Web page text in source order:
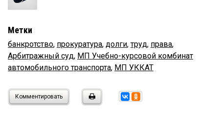
Метки
банкротство, прокуратура, долги,труд, права,
Арбитражный суд, МП Учебно-курсовой комбинат
автомобильного транспорта, МП УККАТ
Комментировать